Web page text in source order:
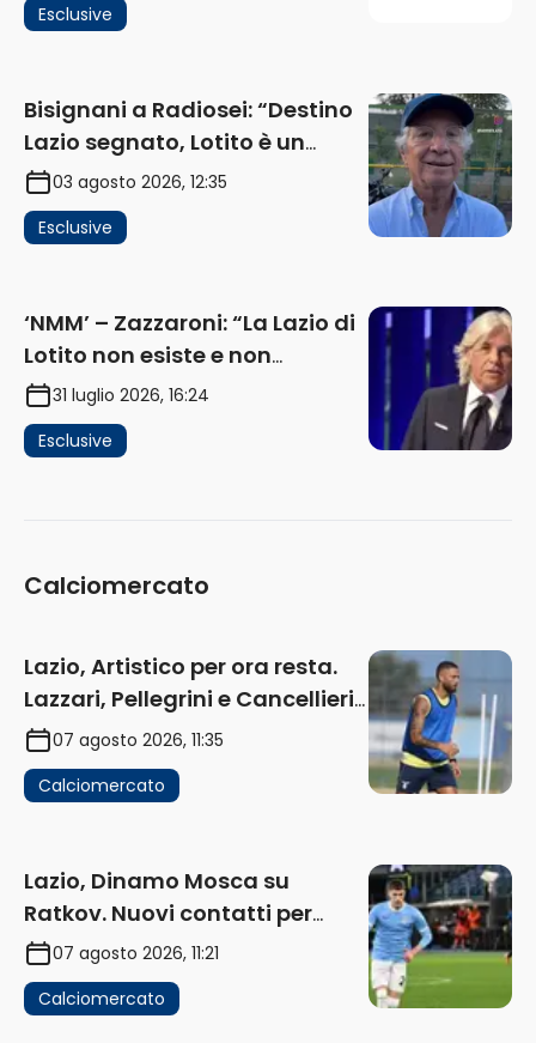
ricavi” (AUDIO)
Esclusive
Bisignani a Radiosei: “Destino
Lazio segnato, Lotito è un
problema, la chiave sono
Flaminio e politica. La protesta
e gli interessi dei fondi”
03 agosto 2026, 12:35
Esclusive
‘NMM’ – Zazzaroni: “La Lazio di
Lotito non esiste e non
funziona più. E’ ora di lasciare,
ma lui non ascolta. Pignataro?
Ho verificato…” (AUDIO)
31 luglio 2026, 16:24
Esclusive
Calciomercato
Lazio, Artistico per ora resta.
Lazzari, Pellegrini e Cancellieri
in uscita
07 agosto 2026, 11:35
Calciomercato
Lazio, Dinamo Mosca su
Ratkov. Nuovi contatti per
Pinamonti
07 agosto 2026, 11:21
Calciomercato